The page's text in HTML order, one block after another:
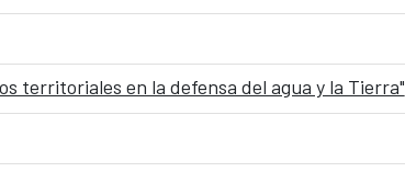
territoriales en la defensa del agua y la Tierra"